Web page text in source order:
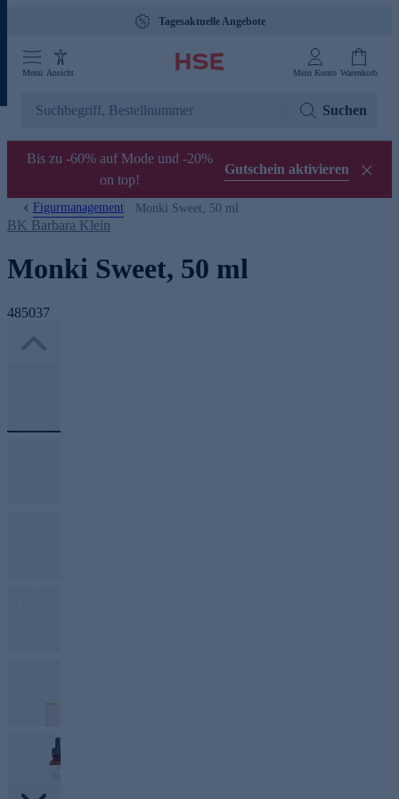
Tagesaktuelle Angebote
Menü Ansicht Mein Konto Warenkorb
Suchen
Bis zu -60% auf Mode und -20%
on top!
Gutschein aktivieren
Figurmanagement Monki Sweet, 50 ml
BK Barbara Klein
Monki Sweet, 50 ml
485037